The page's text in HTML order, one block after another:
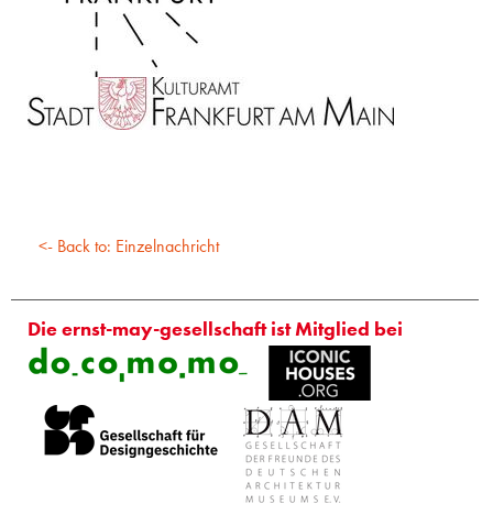
<- Back to: Einzelnachricht
Die ernst-may-gesellschaft ist Mitglied bei